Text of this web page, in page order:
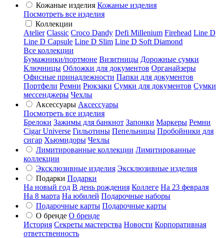
Кожаные изделия Кожаные изделия
Посмотреть все изделия
Коллекции
Atelier Classic Croco Dandy Defi Millenium Firehead Line D
Line D Capsule Line D Slim Line D Soft Diamond
Все коллекции
Бумажники/портмоне Визитницы Дорожные сумки
Ключницы Обложки для документов Органайзеры
Офисные принадлежности Папки для документов
Портфели Ремни Рюкзаки Сумки для документов Сумки
мессенджеры Чехлы
Аксессуары Аксессуары
Посмотреть все изделия
Брелоки Зажимы для банкнот Запонки Маркеры Ремни
Cigar Universe Гильотины Пепельницы Пробойники для
сигар Хьюмидоры Чехлы
Лимитированные коллекции Лимитированные
коллекции
Эксклюзивные изделия Эксклюзивные изделия
Подарки Подарки
На новый год В день рождения Коллеге На 23 февраля
На 8 марта На юбилей Подарочные наборы
Подарочные карты Подарочные карты
О бренде О бренде
История Секреты мастерства Новости Корпоративная
ответственность